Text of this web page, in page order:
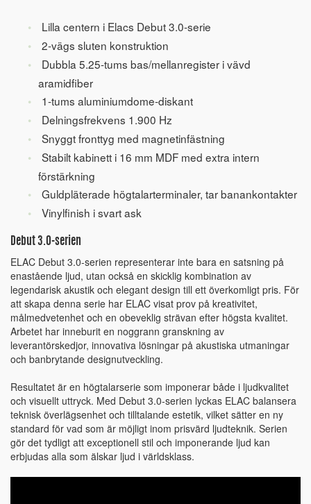
Lilla centern i Elacs Debut 3.0-serie
2-vägs sluten konstruktion
Dubbla 5.25-tums bas/mellanregister i vävd
aramidfiber
1-tums aluminiumdome-diskant
Delningsfrekvens 1.900 Hz
Snyggt fronttyg med magnetinfästning
Stabilt kabinett i 16 mm MDF med extra intern
förstärkning
Guldpläterade högtalarterminaler, tar banankontakter
Vinylfinish i svart ask
Debut 3.0-serien
ELAC Debut 3.0-serien representerar inte bara en satsning på
enastående ljud, utan också en skicklig kombination av
legendarisk akustik och elegant design till ett överkomligt pris. För
att skapa denna serie har ELAC visat prov på kreativitet,
målmedvetenhet och en obeveklig strävan efter högsta kvalitet.
Arbetet har inneburit en noggrann granskning av
leverantörskedjor, innovativa lösningar på akustiska utmaningar
och banbrytande designutveckling.
Resultatet är en högtalarserie som imponerar både i ljudkvalitet
och visuellt uttryck. Med Debut 3.0-serien lyckas ELAC balansera
teknisk överlägsenhet och tilltalande estetik, vilket sätter en ny
standard för vad som är möjligt inom prisvärd ljudteknik. Serien
gör det tydligt att exceptionell stil och imponerande ljud kan
erbjudas alla som älskar ljud i världsklass.